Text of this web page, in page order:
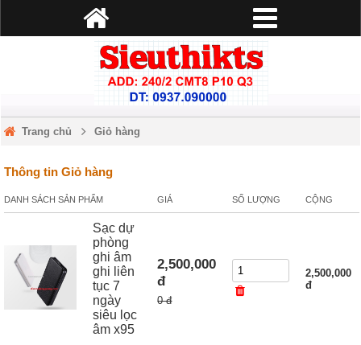
Trang chủ Giỏ hàng
Thông tin Giỏ hàng
DANH SÁCH SẢN PHẨM GIÁ SỐ LƯỢNG CỘNG
Sạc dự
phòng
ghi âm
ghi liên
tục 7
ngày
siêu lọc
âm x95
2,500,000
đ
0 đ
2,500,000
đ